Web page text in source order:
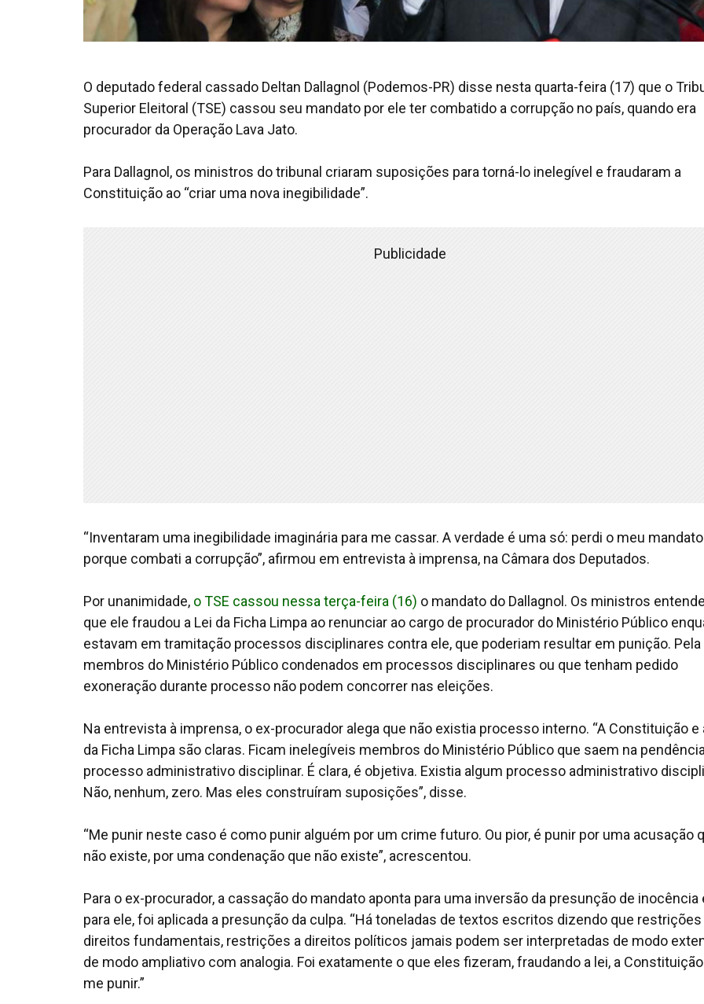
O deputado federal cassado Deltan Dallagnol (Podemos-PR) disse nesta quarta-feira (17) que o
Superior Eleitoral (TSE) cassou seu mandato por ele ter combatido a corrupção no país, quando era
procurador da Operação Lava Jato.
Para Dallagnol, os ministros do tribunal criaram suposições para torná-lo inelegível e fraudaram a
Constituição ao “criar uma nova inegibilidade”.
Publicidade
“Inventaram uma inegibilidade imaginária para me cassar. A verdade é uma só: perdi o meu mandato
porque combati a corrupção”, afirmou em entrevista à imprensa, na Câmara dos Deputados.
Por unanimidade, o TSE cassou nessa terça-feira (16) o mandato do Dallagnol. Os ministros
que ele fraudou a Lei da Ficha Limpa ao renunciar ao cargo de procurador do Ministério Público
estavam em tramitação processos disciplinares contra ele, que poderiam resultar em punição. Pela
membros do Ministério Público condenados em processos disciplinares ou que tenham pedido
exoneração durante processo não podem concorrer nas eleições.
Na entrevista à imprensa, o ex-procurador alega que não existia processo interno. “A Constituição e
da Ficha Limpa são claras. Ficam inelegíveis membros do Ministério Público que saem na
processo administrativo disciplinar. É clara, é objetiva. Existia algum processo administrativo
Não, nenhum, zero. Mas eles construíram suposições”, disse.
“Me punir neste caso é como punir alguém por um crime futuro. Ou pior, é punir por uma acusação
não existe, por uma condenação que não existe”, acrescentou.
Para o ex-procurador, a cassação do mandato aponta para uma inversão da presunção de inocência
para ele, foi aplicada a presunção da culpa. “Há toneladas de textos escritos dizendo que restrições
direitos fundamentais, restrições a direitos políticos jamais podem ser interpretadas de modo
de modo ampliativo com analogia. Foi exatamente o que eles fizeram, fraudando a lei, a
me punir.”